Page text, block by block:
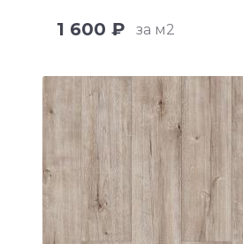
1 600 ₽ за м2